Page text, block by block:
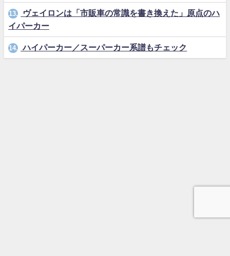
13.
ヴェイロンは「市販車の常識を書き換えた」原点のハ
イパーカー
14. ハイパーカー／スーパーカー系譜もチェック